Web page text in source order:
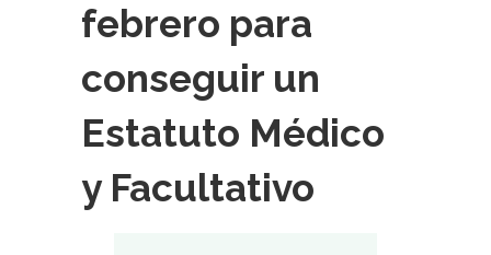
febrero para
conseguir un
Estatuto Médico
y Facultativo